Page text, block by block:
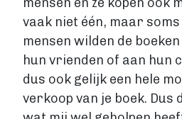
vaak niet één, maar
mensen wilden de
hun vrienden of aan hun
dus ook gelijk een hele
verkoop van je boek. Dus